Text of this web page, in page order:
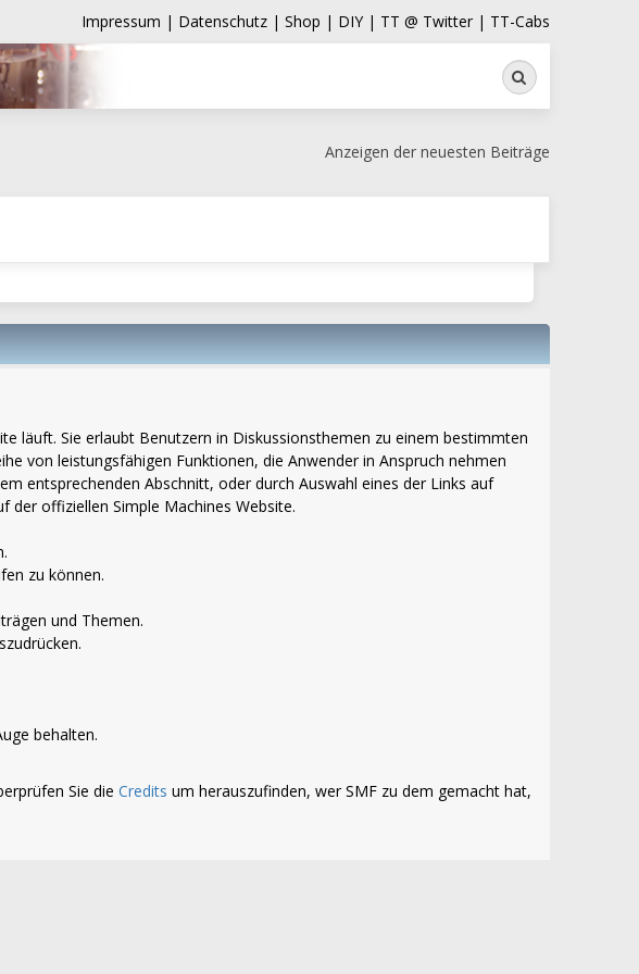
Impressum | Datenschutz | Shop | DIY | TT @ Twitter | TT-Cabs
Suche
Anzeigen der neuesten Beiträge
läuft. Sie erlaubt Benutzern in Diskussionsthemen zu einem bestimmten
von leistungsfähigen Funktionen, die Anwender in Anspruch nehmen
entsprechenden Abschnitt, oder durch Auswahl eines der Links auf
der offiziellen Simple Machines Website.
zu können.
und Themen.
behalten.
Sie dieCredits um herauszufinden, wer SMF zu dem gemacht hat,